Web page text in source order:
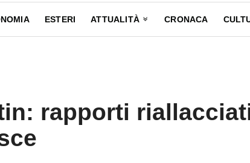
ESTERI ATTUALITÀ CRONACA
rapporti